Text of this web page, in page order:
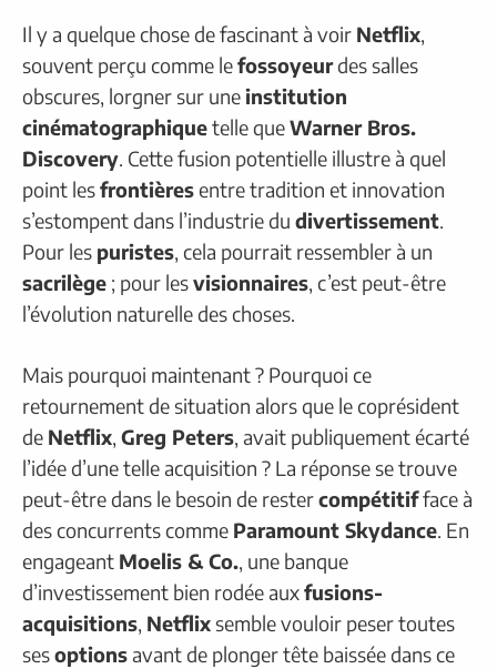
Il y a quelque chose de fascinant à voir Netflix,
souvent perçu comme lefossoyeurdes salles
obscures, lorgner sur uneinstitution
cinématographiquetelle queWarner Bros.
Discovery. Cette fusion potentielle illustre à quel
point lesfrontièresentre tradition et innovation
s’estompent dans l’industrie du divertissement.
Pour les puristes, cela pourrait ressembler à un
sacrilège ; pour lesvisionnaires, c’est peut-être
l’évolution naturelle des choses.
Mais pourquoi maintenant ? Pourquoi ce
retournement de situation alors que le coprésident
de Netflix, Greg Peters, avait publiquement écarté
l’idée d’une telle acquisition ? La réponse se trouve
peut-être dans le besoin de restercompétitifface à
des concurrents comme Paramount Skydance. En
engageant Moelis & Co., une banque
d’investissement bien rodée auxfusions-
acquisitions, Netflix semble vouloir peser toutes
sesoptionsavant de plonger tête baissée dans ce